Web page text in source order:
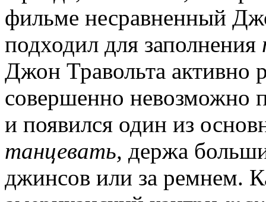
фильме несравненный
подходил для заполнения
Джон Травольта активно
совершенно невозможно
и появился один из
танцевать, держа
джинсов или за ремнем.